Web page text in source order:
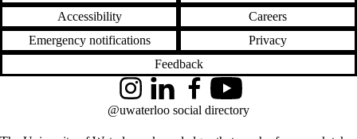
Accessibility
Careers
Emergency notifications
Privacy
Feedback
InstagramLinkedInFacebookYouTube
@uwaterloo social directory